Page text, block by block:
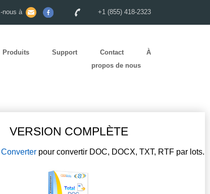
nous à +1 (855) 418-2323
Produits Support Contact
À
propos de nous
VERSION COMPLÈTE
pour convertir DOC, DOCX, TXT, RTF par lots.